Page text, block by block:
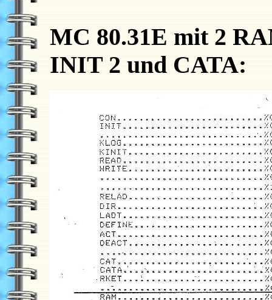
MC 80.31E mit 2
INIT 2 und CATA: